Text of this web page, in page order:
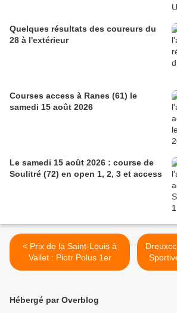
Quelques résultats des coureurs du
28 à l'extérieur
Courses access à Ranes (61) le
samedi 15 août 2026
Le samedi 15 août 2026 : course de
Soulitré (72) en open 1, 2, 3 et access
< Prix de la Saint-Louis à
Vallet : Piotr Polus 1er
Hébergé par Overblog